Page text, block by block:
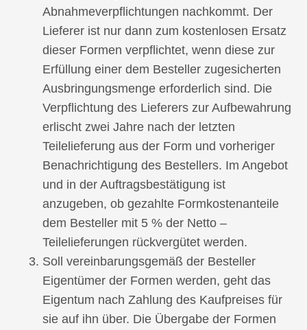
Abnahmeverpflichtungen nachkommt. Der
Lieferer ist nur dann zum kostenlosen Ersatz
dieser Formen verpflichtet, wenn diese zur
Erfüllung einer dem Besteller zugesicherten
Ausbringungsmenge erforderlich sind. Die
Verpflichtung des Lieferers zur Aufbewahrung
erlischt zwei Jahre nach der letzten
Teilelieferung aus der Form und vorheriger
Benachrichtigung des Bestellers. Im Angebot
und in der Auftragsbestätigung ist
anzugeben, ob gezahlte Formkostenanteile
dem Besteller mit 5 % der Netto –
Teilelieferungen rückvergütet werden.
Soll vereinbarungsgemäß der Besteller
Eigentümer der Formen werden, geht das
Eigentum nach Zahlung des Kaufpreises für
sie auf ihn über. Die Übergabe der Formen